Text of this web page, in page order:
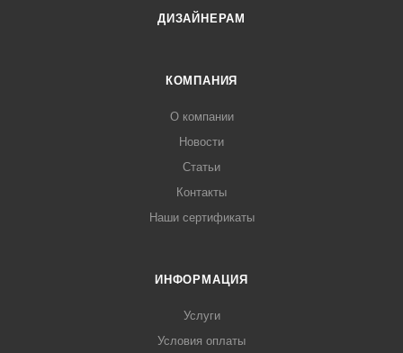
ДИЗАЙНЕРАМ
КОМПАНИЯ
О компании
Новости
Статьи
Контакты
Наши сертификаты
ИНФОРМАЦИЯ
Услуги
Условия оплаты